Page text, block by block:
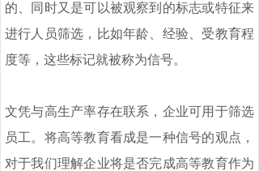
的、同时又是可以被观察到的标志或特征来
进行人员筛选，比如年龄、经验、受教育程
度等，这些标记就被称为信号。
文凭与高生产率存在联系，企业可用于筛选
员工。将高等教育看成是一种信号的观点，
对于我们理解企业将是否完成高等教育作为